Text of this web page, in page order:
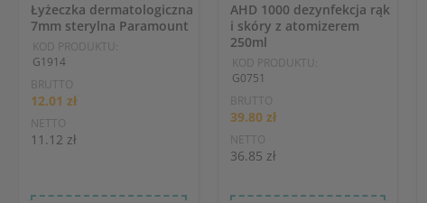
Łyżeczka dermatologiczna
7mm sterylna Paramount
KOD PRODUKTU:
G1914
BRUTTO
12.01 zł
NETTO
11.12 zł
AHD 1000 dezynfekcja rąk
i skóry z atomizerem
250ml
KOD PRODUKTU:
G0751
BRUTTO
39.80 zł
NETTO
36.85 zł